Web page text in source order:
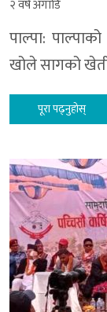
२ वर्ष अगाडि
पाल्पा:
खोले सागको खेती
पूरा पढ्नुहोस्